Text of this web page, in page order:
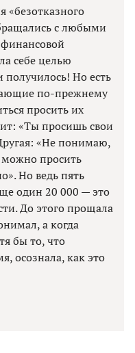
«безотказного
с любыми
себе целью
получилось! Но есть
по-прежнему
просить их
«Ты просишь свои
«Не понимаю,
можно просить
Но ведь пять
один 20 000 — это
До этого прощала
а когда
бы то, что
осознала, как это